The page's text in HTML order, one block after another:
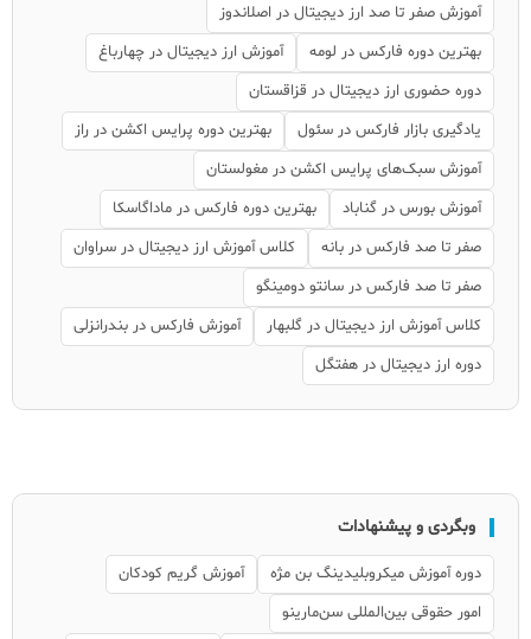
آموزش صفر تا صد ارز دیجیتال در اصلاندوز
بهترین دوره فارکس در لومه
آموزش ارز دیجیتال در چهارباغ
دوره حضوری ارز دیجیتال در قزاقستان
یادگیری بازار فارکس در سئول
بهترین دوره پرایس اکشن در راز
آموزش سبک‌های پرایس اکشن در مغولستان
آموزش بورس در گناباد
بهترین دوره فارکس در ماداگاسکا
صفر تا صد فارکس در بانه
کلاس آموزش ارز دیجیتال در سراوان
صفر تا صد فارکس در سانتو دومینگو
کلاس آموزش ارز دیجیتال در گلبهار
آموزش فارکس در بندرانزلی
دوره ارز دیجیتال در هفتگل
وبگردی و پیشنهادات
دوره آموزش میکروبلیدینگ بن مژه
آموزش گریم کودکان
امور حقوقی بین‌المللی سن‌مارینو